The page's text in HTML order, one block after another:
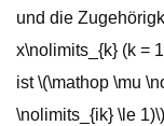
und die
x\nolimits_{k} (k =
ist \(\mathop \mu
\nolimits_{ik} \le